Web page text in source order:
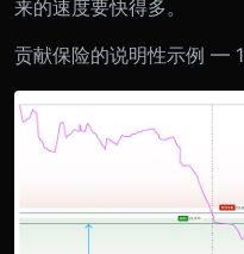
来的速度要快得多。
贡献保险的说明性示例 —